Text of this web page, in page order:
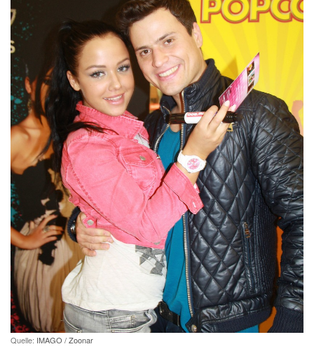
Quelle: IMAGO / Zoonar